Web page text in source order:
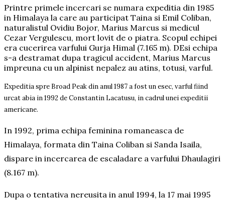
Printre primele incercari se numara expeditia din 1985
in Himalaya la care au participat Taina si Emil Coliban,
naturalistul Ovidiu Bojor, Marius Marcus si medicul
Cezar Vergulescu, mort lovit de o piatra. Scopul echipei
era cucerirea varfului Gurja Himal (7.165 m). DEsi echipa
s-a destramat dupa tragicul accident, Marius Marcus
impreuna cu un alpinist nepalez au atins, totusi, varful.
Expeditia spre Broad Peak din anul 1987 a fost un esec, varful fiind
urcat abia in 1992 de Constantin Lacatusu, in cadrul unei expeditii
americane.
In 1992, prima echipa feminina romaneasca de
Himalaya, formata din Taina Coliban si Sanda Isaila,
dispare in incercarea de escaladare a varfului Dhaulagiri
(8.167 m).
Dupa o tentativa nereusita in anul 1994, la 17 mai 1995